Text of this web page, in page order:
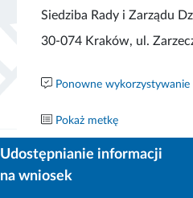
Siedziba Rady i Zarządu
30-074 Kraków, ul.
Ponowne
Pokaż metkę
Udostępnianie informacji
na wniosek